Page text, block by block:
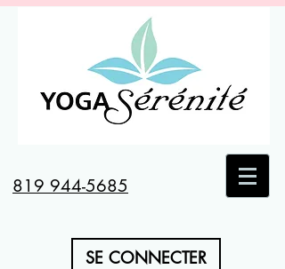
819 944-5685
SE CONNECTER